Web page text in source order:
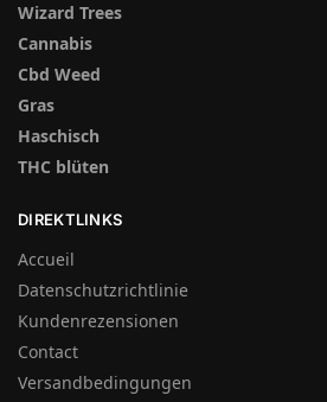
Wizard Trees
Cannabis
Cbd Weed
Gras
Haschisch
THC blüten
DIREKTLINKS
Accueil
Datenschutzrichtlinie
Kundenrezensionen
Contact
Versandbedingungen